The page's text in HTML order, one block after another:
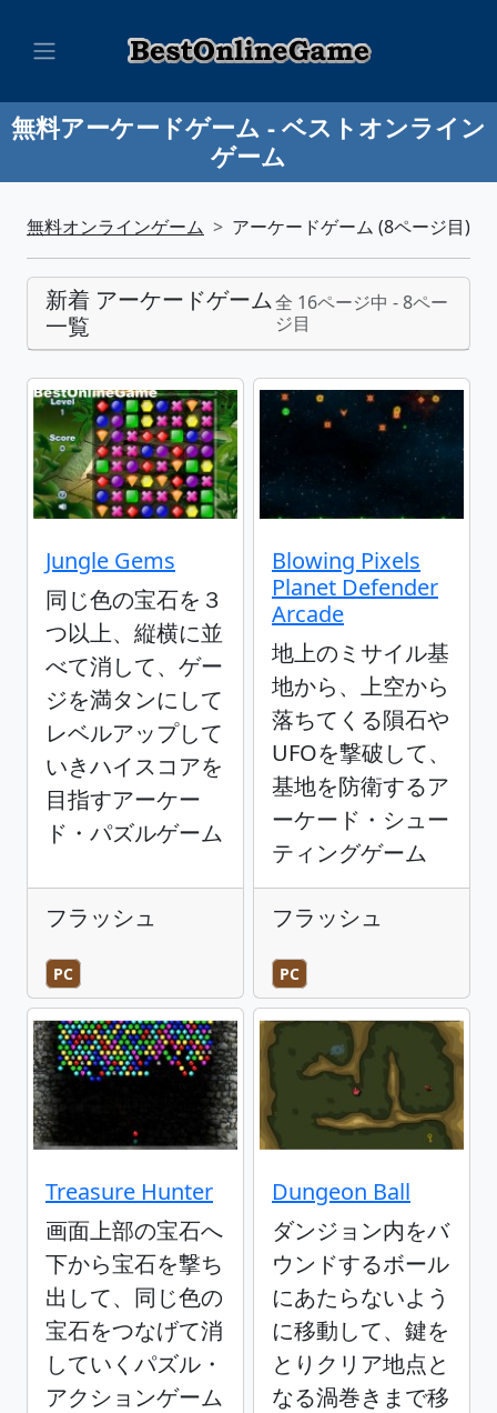
無料アーケードゲーム - ベストオンライン
ゲーム
無料オンラインゲーム アーケードゲーム (8ページ目)
新着 アーケードゲーム
一覧
全 16ページ中 - 8ペー
ジ目
Jungle Gems
同じ色の宝石を３
つ以上、縦横に並
べて消して、ゲー
ジを満タンにして
レベルアップして
いきハイスコアを
目指すアーケー
ド・パズルゲーム
フラッシュ
PC
Blowing Pixels
Planet Defender
Arcade
地上のミサイル基
地から、上空から
落ちてくる隕石や
UFOを撃破して、
基地を防衛するア
ーケード・シュー
ティングゲーム
フラッシュ
PC
Treasure Hunter
画面上部の宝石へ
下から宝石を撃ち
出して、同じ色の
宝石をつなげて消
していくパズル・
アクションゲーム
Dungeon Ball
ダンジョン内をバ
ウンドするボール
にあたらないよう
に移動して、鍵を
とりクリア地点と
なる渦巻きまで移